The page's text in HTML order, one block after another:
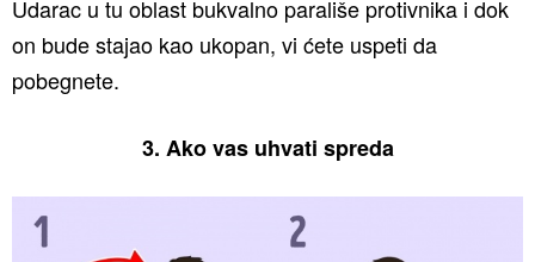
Udarac u tu oblast bukvalno parališe protivnika i dok
on bude stajao kao ukopan, vi ćete uspeti da
pobegnete.
3. Ako vas uhvati spreda